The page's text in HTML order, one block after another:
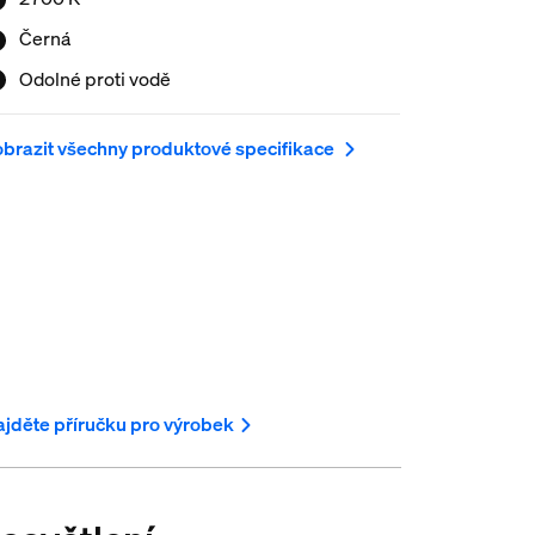
Černá
Odolné proti vodě
všechny produktové specifikace
příručku pro výrobek